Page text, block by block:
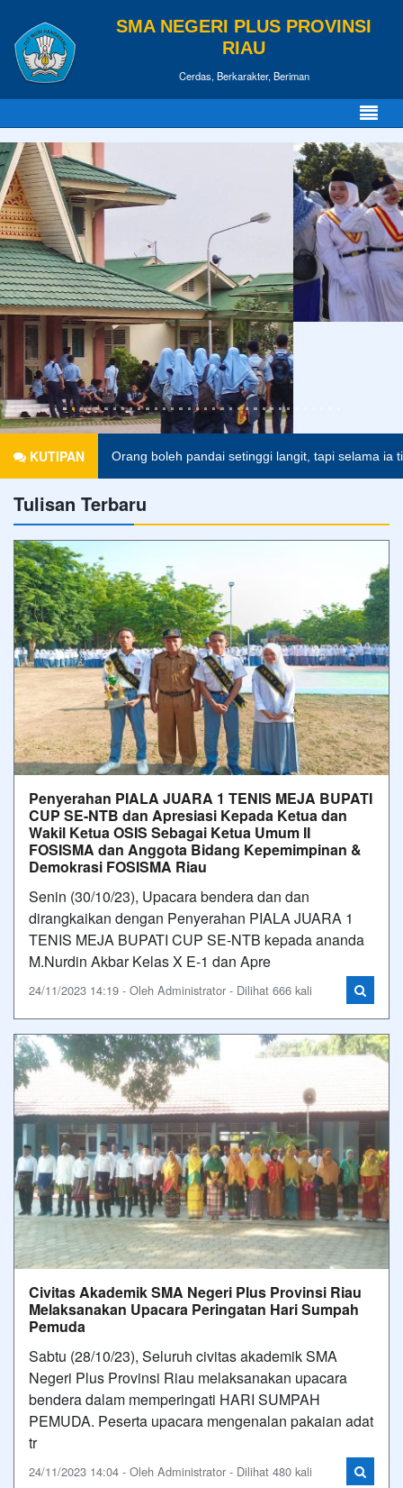
SMA NEGERI PLUS PROVINSI
RIAU
Cerdas, Berkarakter, Beriman
KUTIPANOrang boleh pandai setinggi langit, tapi selama ia
Tulisan Terbaru
Penyerahan PIALA JUARA 1 TENIS MEJA BUPATI
CUP SE-NTB dan Apresiasi Kepada Ketua dan
Wakil Ketua OSIS Sebagai Ketua Umum II
FOSISMA dan Anggota Bidang Kepemimpinan &
Demokrasi FOSISMA Riau
dirangkaikan dengan Penyerahan PIALA JUARA 1
TENIS MEJA BUPATI CUP SE-NTB kepada ananda
M.Nurdin Akbar Kelas X E-1 dan Apre
24/11/2023 14:19 - Oleh Administrator - Dilihat 666 kali
Civitas Akademik SMA Negeri Plus Provinsi Riau
Melaksanakan Upacara Peringatan Hari Sumpah
Pemuda
Sabtu (28/10/23), Seluruh civitas akademik SMA
Negeri Plus Provinsi Riau melaksanakan upacara
bendera dalam memperingati HARI SUMPAH
PEMUDA. Peserta upacara mengenalan pakaian adat
tr
24/11/2023 14:04 - Oleh Administrator - Dilihat 480 kali